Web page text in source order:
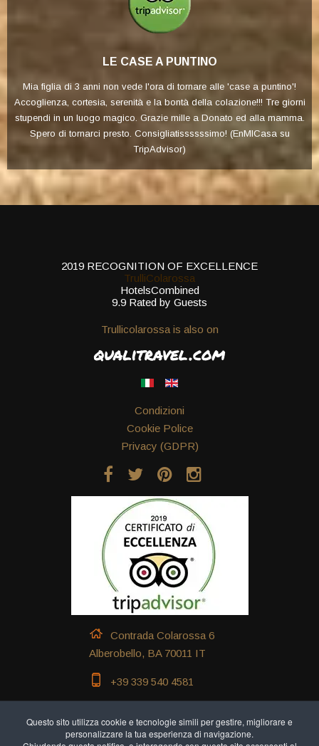
tornare alle 'case a puntino'!
della colazione!!! Tre giorni
a Donato ed alla mamma.
(EnMICasa su
A dir poco fantastico. Un ambiente
gentilissimi i quali ti
conoscenza della Puglia...siamo stati
consigliatissimo .. ci torneremo
2019 RECOGNITION OF EXCELLENCE
TrulliColarossa
HotelsCombined
9.9 Rated by Guests
Trullicolarossa is also on
Condizioni
Cookie Police
Privacy (GDPR)
Contrada Colarossa 6
Alberobello, BA 70011 IT
+39 339 540 4581
+39 339 540 4581
Questo sito utilizza cookie e tecnologie simili per gestire, migliorare e
personalizzare la tua esperienza di navigazione.